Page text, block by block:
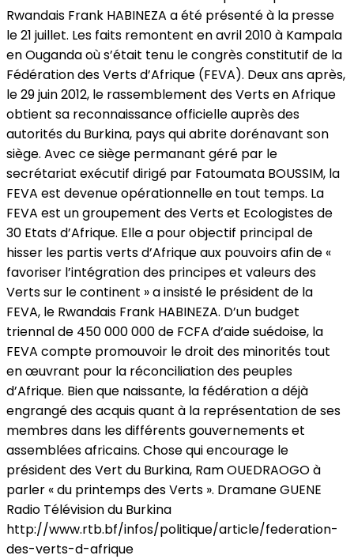
Rwandais Frank HABINEZA a été présenté à la presse
le 21 juillet. Les faits remontent en avril 2010 à Kampala
en Ouganda où s’était tenu le congrès constitutif de la
Fédération des Verts d’Afrique (FEVA). Deux ans après,
le 29 juin 2012, le rassemblement des Verts en Afrique
obtient sa reconnaissance officielle auprès des
autorités du Burkina, pays qui abrite dorénavant son
siège. Avec ce siège permanant géré par le
secrétariat exécutif dirigé par Fatoumata BOUSSIM, la
FEVA est devenue opérationnelle en tout temps. La
FEVA est un groupement des Verts et Ecologistes de
30 Etats d’Afrique. Elle a pour objectif principal de
hisser les partis verts d’Afrique aux pouvoirs afin de «
favoriser l’intégration des principes et valeurs des
Verts sur le continent » a insisté le président de la
FEVA, le Rwandais Frank HABINEZA. D’un budget
triennal de 450 000 000 de FCFA d’aide suédoise, la
FEVA compte promouvoir le droit des minorités tout
en œuvrant pour la réconciliation des peuples
d’Afrique. Bien que naissante, la fédération a déjà
engrangé des acquis quant à la représentation de ses
membres dans les différents gouvernements et
assemblées africains. Chose qui encourage le
président des Vert du Burkina, Ram OUEDRAOGO à
parler « du printemps des Verts ». Dramane GUENE
Radio Télévision du Burkina
http://www.rtb.bf/infos/politique/article/federation-
des-verts-d-afrique